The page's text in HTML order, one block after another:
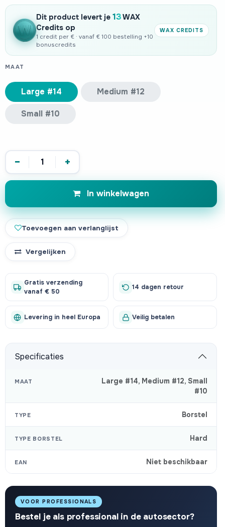
Dit product levert je 13WAX
Credits op
1 credit per € · vanaf € 100 bestelling +10
bonuscredits
WAX CREDITS
MAAT
Large #14 Medium #12
Small #10
− +
In winkelwagen
Toevoegen aan verlanglijst
Vergelijken
Gratis verzending
vanaf € 50
14 dagen retour
Levering in heel Europa Veilig betalen
Specificaties
MAAT Large #14, Medium #12, Small
#10
TYPE Borstel
TYPE BORSTEL Hard
EAN Niet beschikbaar
VOOR PROFESSIONALS
Bestel je als professional in de autosector?